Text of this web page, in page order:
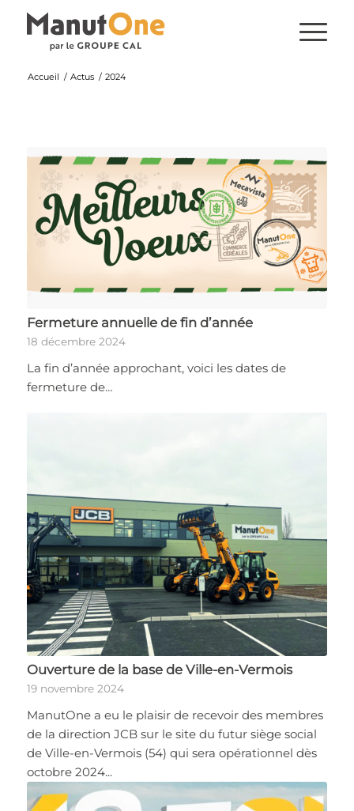
Accueil / Actus / 2024
Fermeture annuelle de fin d’année
18 décembre 2024
La fin d’année approchant, voici les dates de
fermeture de…
Ouverture de la base de Ville-en-Vermois
19 novembre 2024
ManutOne a eu le plaisir de recevoir des membres
de la direction JCB sur le site du futur siège social
de Ville-en-Vermois (54) qui sera opérationnel dès
octobre 2024...